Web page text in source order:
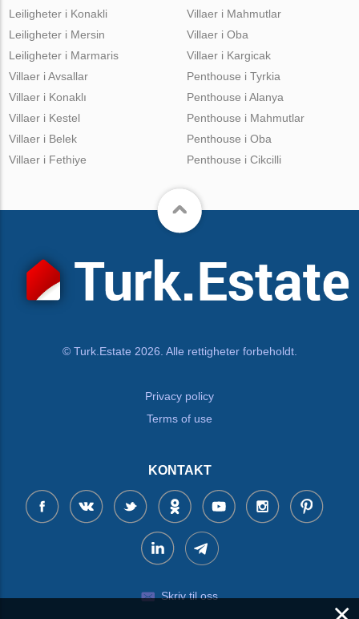
Leiligheter i Konakli
Leiligheter i Mersin
Leiligheter i Marmaris
Villaer i Mahmutlar
Villaer i Oba
Villaer i Kargicak
Villaer i Avsallar
Villaer i Konaklı
Villaer i Kestel
Villaer i Belek
Villaer i Fethiye
Penthouse i Tyrkia
Penthouse i Alanya
Penthouse i Mahmutlar
Penthouse i Oba
Penthouse i Cikcilli
© Turk.Estate 2026. Alle rettigheter forbeholdt.
Privacy policy
Terms of use
KONTAKT
Skriv til oss